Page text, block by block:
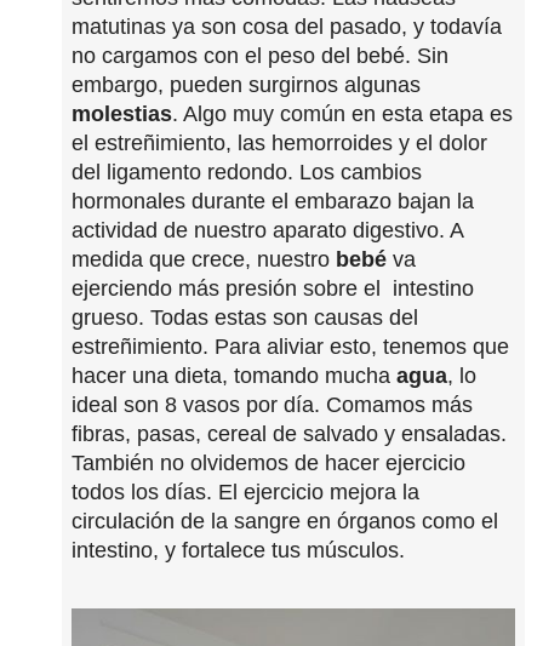
matutinas ya son cosa del pasado, y todavía
no cargamos con el peso del bebé. Sin
embargo, pueden surgirnos algunas
molestias. Algo muy común en esta etapa es
el estreñimiento, las hemorroides y el dolor
del ligamento redondo. Los cambios
hormonales durante el embarazo bajan la
actividad de nuestro aparato digestivo. A
medida que crece, nuestro bebé va
ejerciendo más presión sobre el intestino
grueso. Todas estas son causas del
estreñimiento. Para aliviar esto, tenemos que
hacer una dieta, tomando mucha agua, lo
ideal son 8 vasos por día. Comamos más
fibras, pasas, cereal de salvado y ensaladas.
También no olvidemos de hacer ejercicio
todos los días. El ejercicio mejora la
circulación de la sangre en órganos como el
intestino, y fortalece tus músculos.